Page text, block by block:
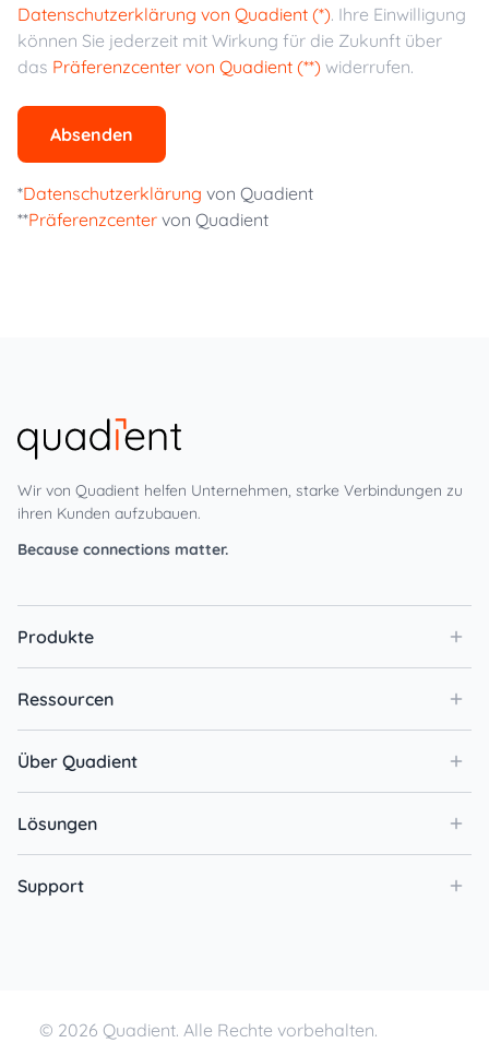
Datenschutzerklärung von Quadient (*). Ihre Einwilligung
können Sie jederzeit mit Wirkung für die Zukunft über
das Präferenzcenter von Quadient (**) widerrufen.
Absenden
*Datenschutzerklärung von Quadient
**Präferenzcenter von Quadient
Wir von Quadient helfen Unternehmen, starke Verbindungen zu
ihren Kunden aufzubauen.
Because connections matter.
Produkte
Ressourcen
Über Quadient
Lösungen
Support
© 2026 Quadient. Alle Rechte vorbehalten.